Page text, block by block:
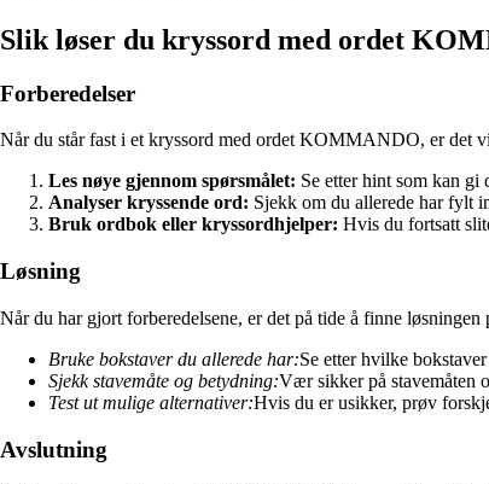
Slik løser du kryssord med ordet
Forberedelser
Når du står fast i et kryssord med ordet KOMMANDO, er det
Les nøye gjennom spørsmålet: Se etter hint som kan gi
Analyser kryssende ord: Sjekk om du allerede har fylt
Bruk ordbok eller kryssordhjelper: Hvis du fortsatt
Løsning
Når du har gjort forberedelsene, er det på tide å finne
Bruke bokstaver du allerede har:Se etter hvilke
Sjekk stavemåte og betydning:Vær sikker på stavemåten
Test ut mulige alternativer:Hvis du er usikker, prøv
Avslutning